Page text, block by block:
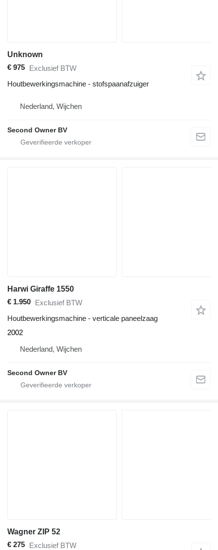
Unknown
€ 975 Exclusief BTW
Houtbewerkingsmachine - stofspaanafzuiger
Nederland, Wijchen
Second Owner BV
Harwi Giraffe 1550
€ 1.950 Exclusief BTW
Houtbewerkingsmachine - verticale paneelzaag
2002
Nederland, Wijchen
Second Owner BV
Wagner ZIP 52
€ 275 Exclusief BTW